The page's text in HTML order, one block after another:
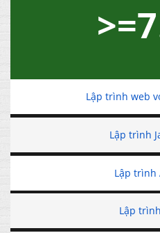
>=7
Lập trình web
Lập trình
Lập trình
Lập